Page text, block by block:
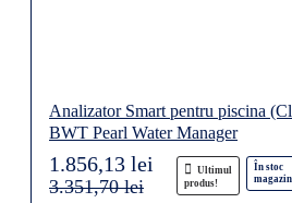
Analizator Smart pentru piscina
BWT Pearl Water Manager
Ultimul
produs!
În stoc
magazin
1.856,13 lei
3.351,70 lei